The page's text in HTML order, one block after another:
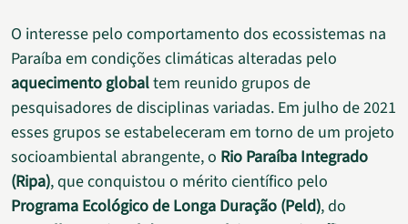
O interesse pelo comportamento dos ecossistemas na
Paraíba em condições climáticas alteradas pelo
aquecimento globaltem reunido grupos de
pesquisadores de disciplinas variadas. Em julho de 2021
esses grupos se estabeleceram em torno de um projeto
socioambiental abrangente, o Rio Paraíba Integrado
(Ripa), que conquistou o mérito científico pelo
Programa Ecológico de Longa Duração (Peld), do